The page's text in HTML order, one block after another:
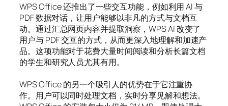
WPS Office 还推出了一些交互功能，例如利用 AI 与
PDF 数据对话，让用户能够以非凡的方式与文档互
动。通过汇总网页内容并提取洞察，WPS AI 改变了
用户与 PDF 交互的方式，从而更深入地理解和加速产
品。这项功能对于花费大量时间阅读和分析长篇文档
的学生和研究人员尤其有用。
WPS Office 的另一个吸引人的优势在于它注重协
作。用户可以同时处理文档，实时分享见解和想法。